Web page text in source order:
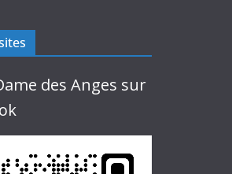
des Anges sur